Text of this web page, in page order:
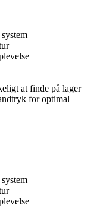
at finde på lager
for optimal